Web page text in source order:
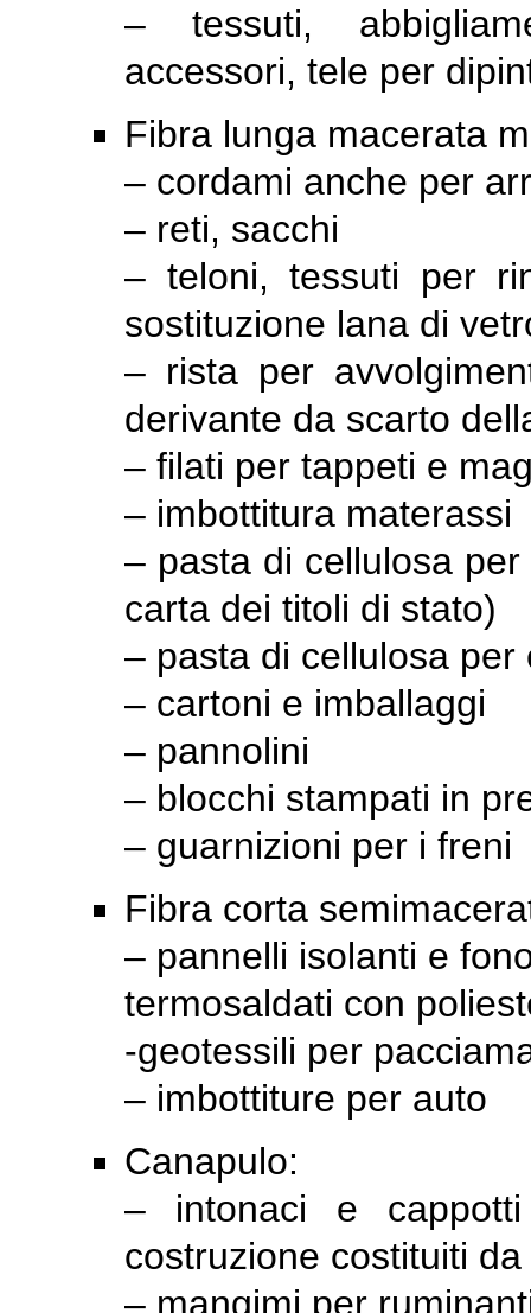
– tessuti,
accessori, tele per
Fibra lunga macerata
– cordami anche per
– reti, sacchi
– teloni, tessuti per
sostituzione lana di
– rista per
derivante da scarto
– filati per tappeti e
– imbottitura materassi
– pasta di cellulosa
carta dei titoli di stato)
– pasta di cellulosa per
– cartoni e imballaggi
– pannolini
– blocchi stampati in
– guarnizioni per i freni
Fibra corta
– pannelli isolanti e
termosaldati con
-geotessili per
– imbottiture per auto
Canapulo:
– intonaci e
costruzione costituiti
– mangimi per